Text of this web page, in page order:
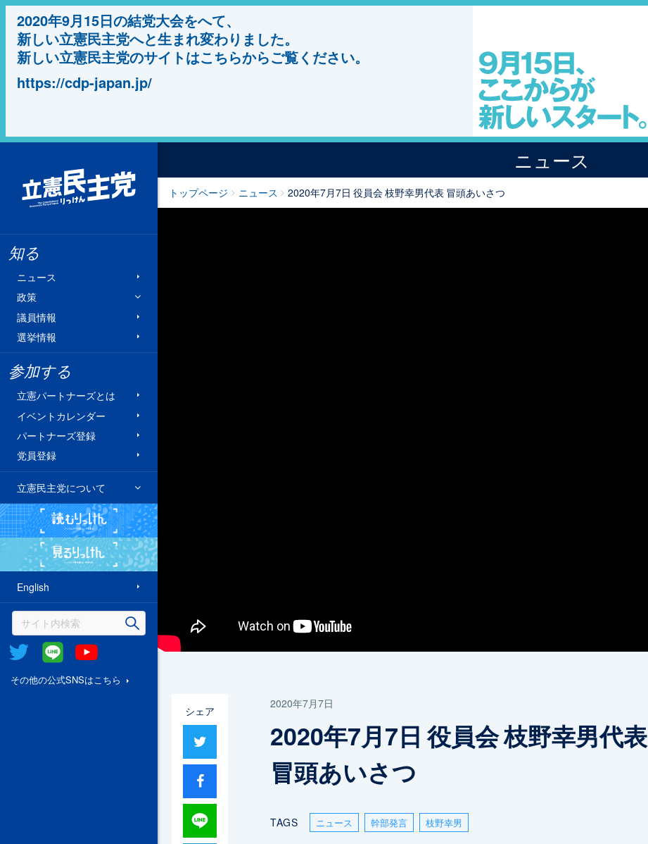
2020年9月15日の結党大会をへて、
新しい立憲民主党へと生まれ変わりました。
新しい立憲民主党のサイトはこちらからご覧ください。
https://cdp-japan.jp/
知る
ニュース
政策
議員情報
選挙情報
参加する
立憲パートナーズとは
イベントカレンダー
パートナーズ登録
党員登録
立憲民主党について
English
Twitter @Line
その他の公式SNSはこちら
ニュース
トップページ ニュース 2020年7月7日 役員会 枝野幸男代表 冒頭あいさつ
シェア
2020年7月7日
2020年7月7日 役員会 枝野幸男代表
冒頭あいさつ
TAGS ニュース 幹部発言 枝野幸男